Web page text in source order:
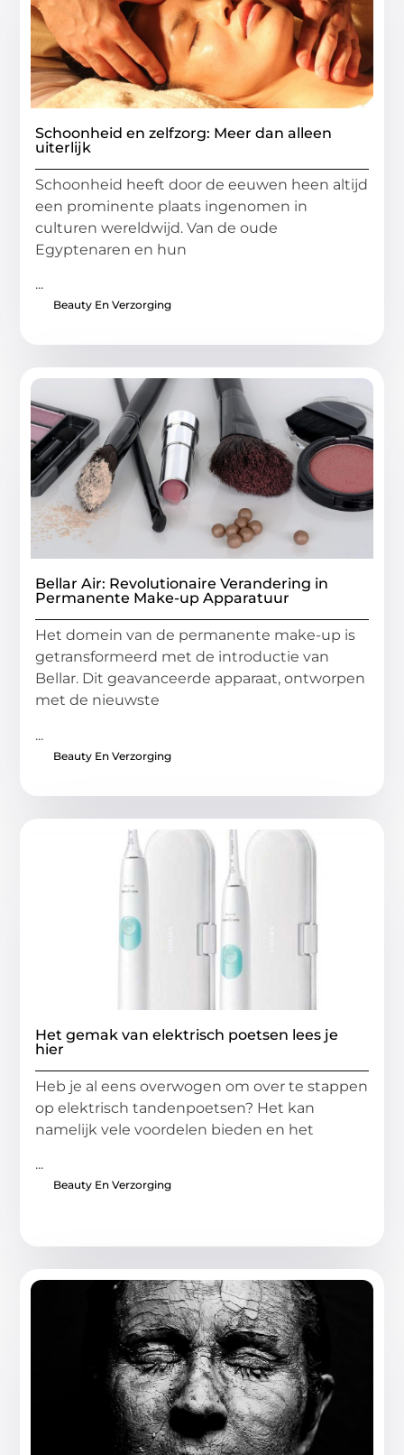
Schoonheid en zelfzorg: Meer dan alleen
uiterlijk
Schoonheid heeft door de eeuwen heen altijd
een prominente plaats ingenomen in
culturen wereldwijd. Van de oude
Egyptenaren en hun
...
Beauty En Verzorging
Bellar Air: Revolutionaire Verandering in
Permanente Make-up Apparatuur
Het domein van de permanente make-up is
getransformeerd met de introductie van
Bellar. Dit geavanceerde apparaat, ontworpen
met de nieuwste
...
Beauty En Verzorging
Het gemak van elektrisch poetsen lees je
hier
Heb je al eens overwogen om over te stappen
op elektrisch tandenpoetsen? Het kan
namelijk vele voordelen bieden en het
...
Beauty En Verzorging